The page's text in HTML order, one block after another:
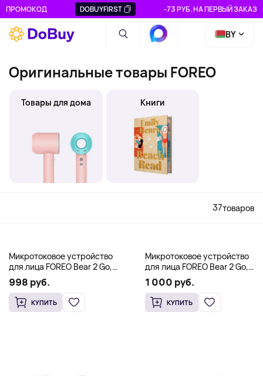
ПРОМОКОД DOBUYFIRST -73 РУБ. НА ПЕРВЫЙ ЗАКАЗ
BY
Оригинальные товары FOREO
Товары для дома Книги
37товаров
Микротоковое устройство
для лица FOREO Bear 2 Go,
лавандовый
998 руб.
КУПИТЬ
Микротоковое устройство
для лица FOREO Bear 2 Go,
зеленый
1 000 руб.
КУПИТЬ